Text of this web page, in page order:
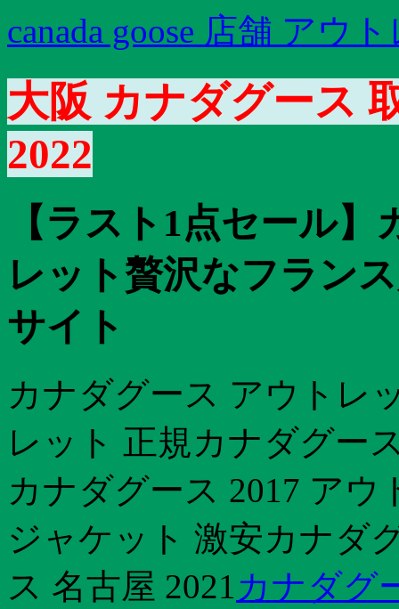
canada goose 店舗 アウ
大阪 カナダグース
2022
【ラスト1点セール
レット贅沢なフラン
サイト
カナダグース アウトレ
レット 正規カナダグー
カナダグース 2017 ア
ジャケット 激安カナダ
ス 名古屋 2021 カナダグ